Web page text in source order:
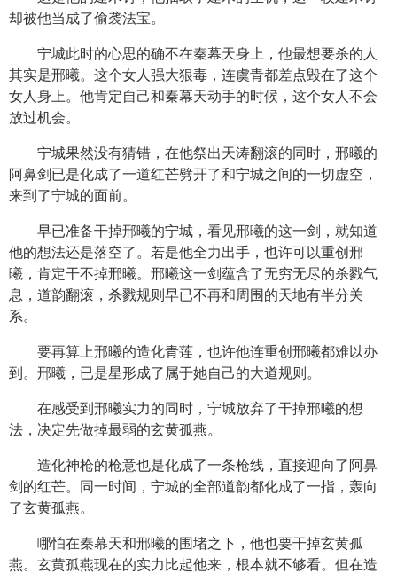
却被他当成了偷袭法宝。
宁城此时的心思的确不在秦幕天身上，他最想要杀的人
其实是邢曦。这个女人强大狠毒，连虞青都差点毁在了这个
女人身上。他肯定自己和秦幕天动手的时候，这个女人不会
放过机会。
宁城果然没有猜错，在他祭出天涛翻滚的同时，邢曦的
阿鼻剑已是化成了一道红芒劈开了和宁城之间的一切虚空，
来到了宁城的面前。
早已准备干掉邢曦的宁城，看见邢曦的这一剑，就知道
他的想法还是落空了。若是他全力出手，也许可以重创邢
曦，肯定干不掉邢曦。邢曦这一剑蕴含了无穷无尽的杀戮气
息，道韵翻滚，杀戮规则早已不再和周围的天地有半分关
系。
要再算上邢曦的造化青莲，也许他连重创邢曦都难以办
到。邢曦，已是星形成了属于她自己的大道规则。
在感受到邢曦实力的同时，宁城放弃了干掉邢曦的想
法，决定先做掉最弱的玄黄孤燕。
造化神枪的枪意也是化成了一条枪线，直接迎向了阿鼻
剑的红芒。同一时间，宁城的全部道韵都化成了一指，轰向
了玄黄孤燕。
哪怕在秦幕天和邢曦的围堵之下，他也要干掉玄黄孤
燕。玄黄孤燕现在的实力比起他来，根本就不够看。但在造